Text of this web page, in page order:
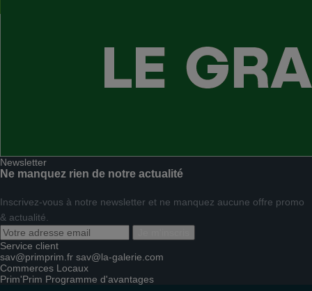
Newsletter
Ne manquez rien de notre actualité
Inscrivez-vous à notre newsletter et ne manquez aucune offre promo
& actualité.
Service client
sav@primprim.fr sav@la-galerie.com
Commerces Locaux
Prim'Prim Programme d'avantages